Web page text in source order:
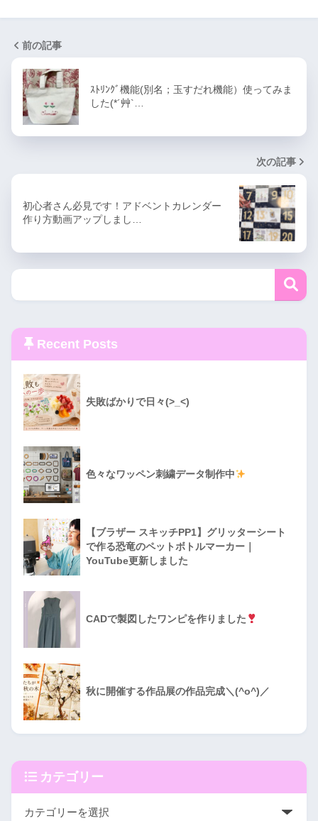
前の記事
ｽﾄﾘﾝｸﾞ機能(別名；玉すだれ機能）使ってみま
した(*´艸`…
次の記事
初心者さん必見です！アドベントカレンダー
作り方動画アップしまし…
Recent Posts
失敗ばかりで日々(>_<)
色々なワッペン刺繍データ制作中
【ブラザー スキッチPP1】グリッターシート
で作る恐竜のペットボトルマーカー｜
YouTube更新しました
CADで製図したワンピを作りました
秋に開催する作品展の作品完成＼(^o^)／
カテゴリー